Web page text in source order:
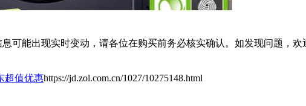
可能出现实时变动，请各位在购买前务必核实确认。如发现问题，欢
超值优惠https://jd.zol.com.cn/1027/10275148.html